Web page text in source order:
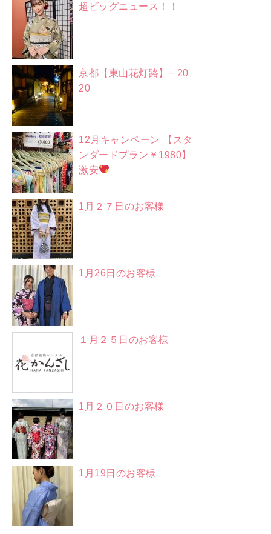
超ビッグニュース！！
京都【東山花灯路】− 20
20
12月キャンペーン 【スタ
ンダードプラン￥1980】
激安
1月２７日のお客様
1月26日のお客様
１月２５日のお客様
1月２０日のお客様
1月19日のお客様